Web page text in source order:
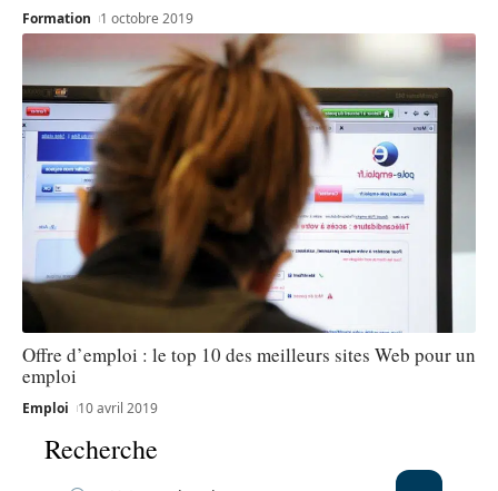
Formation 1 octobre 2019
Offre d’emploi : le top 10 des meilleurs sites Web pour un
emploi
Emploi 10 avril 2019
Recherche